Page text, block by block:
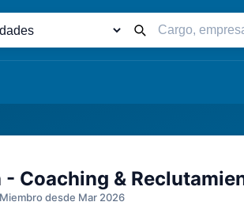
Palabra
clave
- Coaching &
Miembro desde Mar 2026